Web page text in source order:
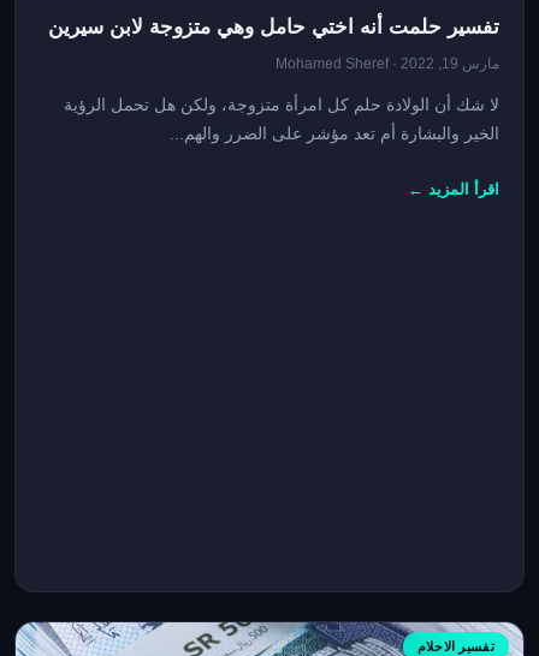
تفسير حلمت أنه اختي حامل وهي متزوجة لابن سيرين
مارس 19, 2022 · Mohamed Sheref
لا شك أن الولادة حلم كل امرأة متزوجة، ولكن هل تحمل الرؤية
الخير والبشارة أم تعد مؤشر على الضرر والهم...
اقرأ المزيد ←
تفسير الاحلام